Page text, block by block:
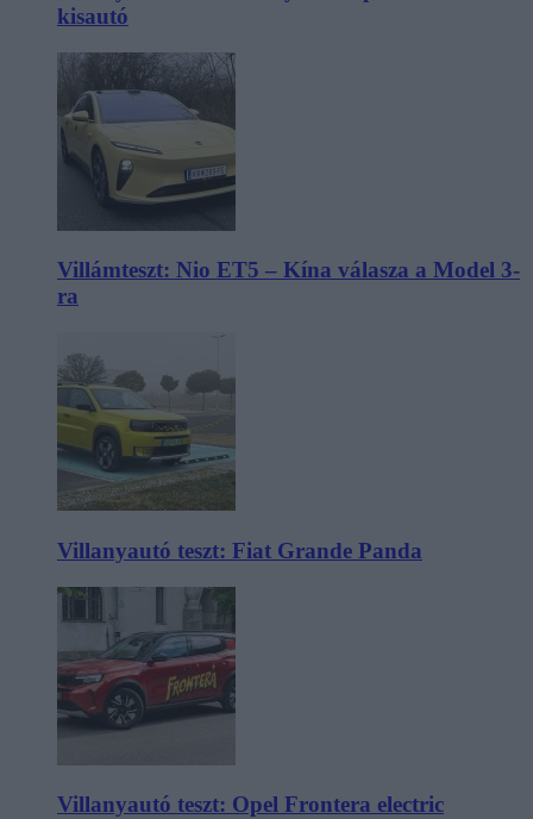
kisautó
Villámteszt: Nio ET5 – Kína válasza a Model 3-
ra
Villanyautó teszt: Fiat Grande Panda
Villanyautó teszt: Opel Frontera electric